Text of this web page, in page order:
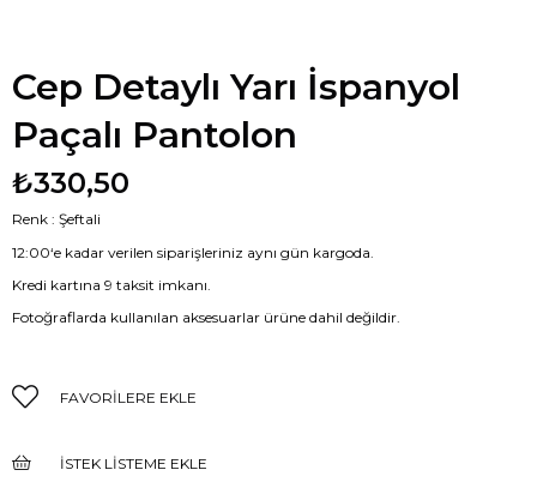
Cep Detaylı Yarı İspanyol
Paçalı Pantolon
₺330,50
Renk : Şeftali
12:00‘e kadar verilen siparişleriniz aynı gün kargoda.
Kredi kartına 9 taksit imkanı.
Fotoğraflarda kullanılan aksesuarlar ürüne dahil değildir.
FAVORILERE EKLE
İSTEK LISTEME EKLE